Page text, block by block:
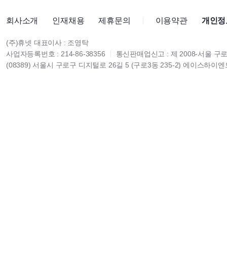
회사소개 인재채용 제휴문의 이용약관 개인
(주)휴넷 대표이사 : 조영탁
사업자등록번호 : 214-86-38356
통신판매업신고 : 제 2008-서울 구
(08389) 서울시 구로구 디지털로 26길 5 (구로3동 235-2) 에이스하이